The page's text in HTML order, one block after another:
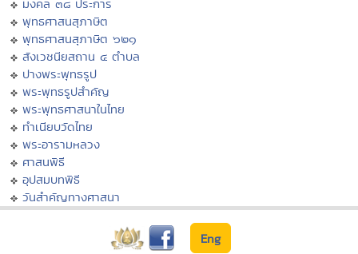
มงคล ๓๘ ประการ
พุทธศาสนสุภาษิต
พุทธศาสนสุภาษิต ๖๒๑
สังเวชนียสถาน ๔ ตำบล
ปางพระพุทธรูป
พระพุทธรูปสำคัญ
พระพุทธศาสนาในไทย
ทำเนียบวัดไทย
พระอารามหลวง
ศาสนพิธี
อุปสมบทพิธี
วันสำคัญทางศาสนา
Eng